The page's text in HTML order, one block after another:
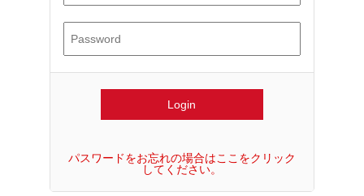
パスワードをお忘れの場合はここをクリック
してください。